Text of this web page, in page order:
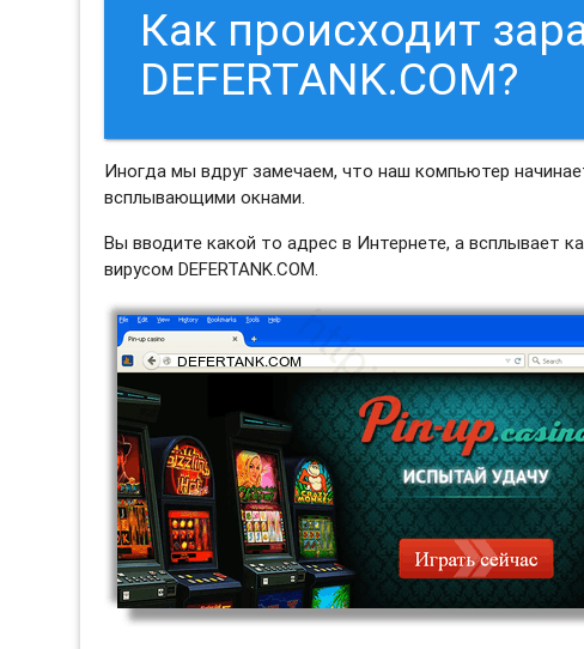
Как происходит
DEFERTANK.COM?
Иногда мы вдруг замечаем, что наш компьютер
всплывающими окнами.
Вы вводите какой то адрес в Интернете, а всплывает
вирусом DEFERTANK.COM.